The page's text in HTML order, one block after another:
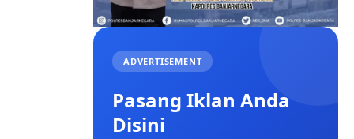
ADVERTISEMENT
Pasang Iklan Anda
Disini